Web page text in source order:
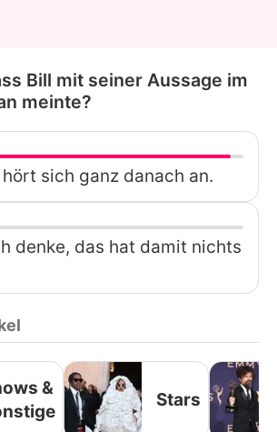
Bill mit seiner Aussage im
meinte?
sich ganz danach an.
denke, das hat damit nichts
&
Stars